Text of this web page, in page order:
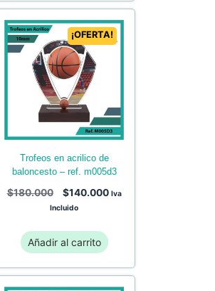
¡OFERTA!
trofeos en acrilico de
baloncesto – ref. m005d3
$180.000 $140.000 Iva
Incluido
Añadir al carrito